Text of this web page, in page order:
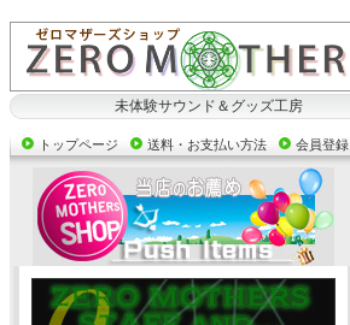
未体験サウンド＆グッズ工房
トップページ 送料・お支払い方法 会員登録